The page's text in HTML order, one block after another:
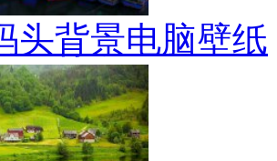
头背景电脑壁纸